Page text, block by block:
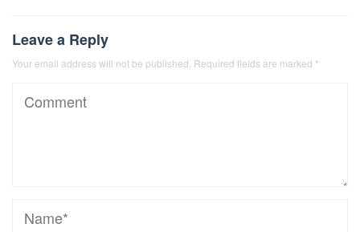
Leave a Reply
Your email address will not be published. Required fields are marked *